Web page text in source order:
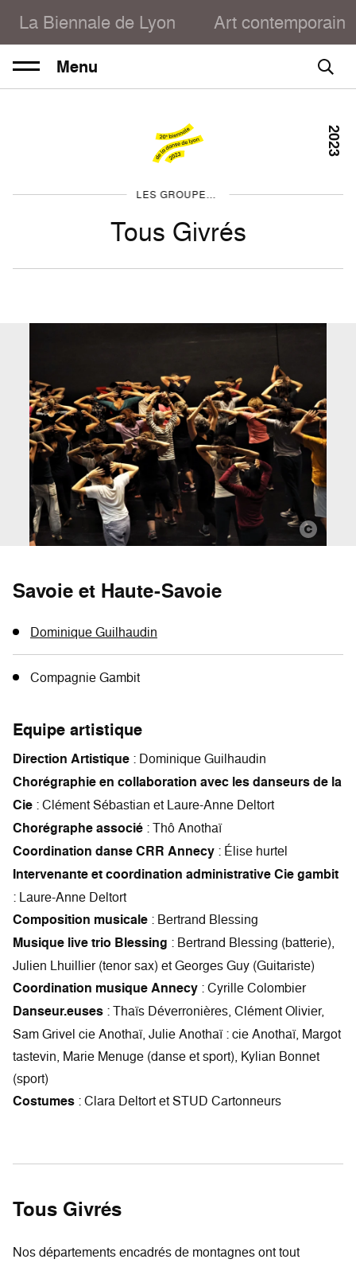
La Biennale de Lyon Art contemporain
Menu
LES GROUPES 2023
Tous Givrés
2023
Savoie et Haute-Savoie
Dominique Guilhaudin
Compagnie Gambit
Equipe artistique
Direction Artistique : Dominique Guilhaudin
Chorégraphie en collaboration avec les danseurs de la
Cie : Clément Sébastian et Laure-Anne Deltort
Chorégraphe associé : Thô Anothaï
Coordination danse CRR Annecy : Élise hurtel
Intervenante et coordination administrative Cie gambit
: Laure-Anne Deltort
Composition musicale : Bertrand Blessing
Musique live trio Blessing : Bertrand Blessing (batterie),
Julien Lhuillier (tenor sax) et Georges Guy (Guitariste)
Coordination musique Annecy : Cyrille Colombier
Danseur.euses : Thaïs Déverronières, Clément Olivier,
Sam Grivel cie Anothaï, Julie Anothaï : cie Anothaï, Margot
tastevin, Marie Menuge (danse et sport), Kylian Bonnet
(sport)
Costumes : Clara Deltort et STUD Cartonneurs
Tous Givrés
Nos départements encadrés de montagnes ont tout